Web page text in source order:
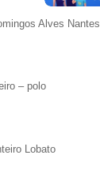
Alves Nantes
– polo
Lobato